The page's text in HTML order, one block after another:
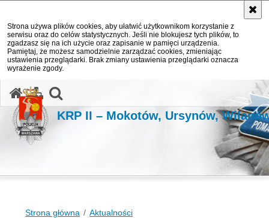
Strona używa plików cookies, aby ułatwić użytkownikom korzystanie z
serwisu oraz do celów statystycznych. Jeśli nie blokujesz tych plików, to
zgadzasz się na ich użycie oraz zapisanie w pamięci urządzenia.
Pamiętaj, że możesz samodzielnie zarządzać cookies, zmieniając
ustawienia przeglądarki. Brak zmiany ustawienia przeglądarki oznacza
wyrażenie zgody.
KRP II – Mokotów, Ursynów,
Strona główna Aktualności